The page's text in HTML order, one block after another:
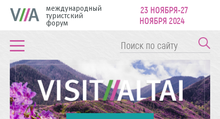
международный
туристский
форум
23 НОЯБРЯ-27
НОЯБРЯ 2024